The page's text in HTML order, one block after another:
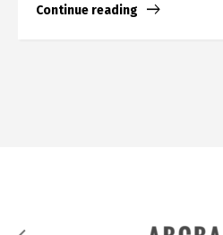
Continue reading